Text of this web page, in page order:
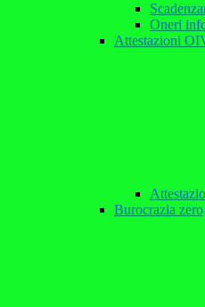
Oneri
Attestazioni
Burocrazia zero